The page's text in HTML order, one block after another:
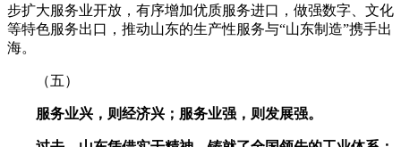
步扩大服务业开放，有序增加优质服务进口，做强数字、文化
等特色服务出口，推动山东的生产性服务与“山东制造”携手出
海。
（五）
服务业兴，则经济兴；服务业强，则发展强。